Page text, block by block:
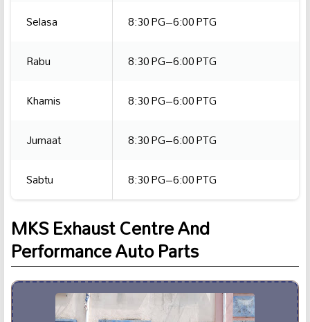
Selasa
8:30 PG–6:00 PTG
Rabu
8:30 PG–6:00 PTG
Khamis
8:30 PG–6:00 PTG
Jumaat
8:30 PG–6:00 PTG
Sabtu
8:30 PG–6:00 PTG
MKS Exhaust Centre And
Performance Auto Parts